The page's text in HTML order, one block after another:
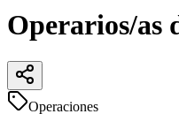
Operarios/as
Operaciones